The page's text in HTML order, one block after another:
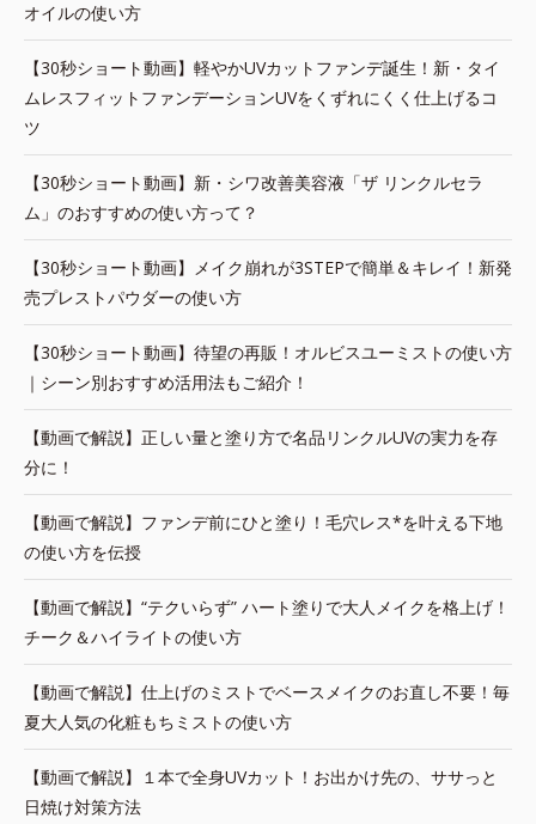
オイルの使い方
【30秒ショート動画】軽やかUVカットファンデ誕生！新・タイ
ムレスフィットファンデーションUVをくずれにくく仕上げるコ
ツ
【30秒ショート動画】新・シワ改善美容液「ザ リンクルセラ
ム」のおすすめの使い方って？
【30秒ショート動画】メイク崩れが3STEPで簡単＆キレイ！新発
売プレストパウダーの使い方
【30秒ショート動画】待望の再販！オルビスユーミストの使い方
｜シーン別おすすめ活用法もご紹介！
【動画で解説】正しい量と塗り方で名品リンクルUVの実力を存
分に！
【動画で解説】ファンデ前にひと塗り！毛穴レス*を叶える下地
の使い方を伝授
【動画で解説】“テクいらず” ハート塗りで大人メイクを格上げ！
チーク＆ハイライトの使い方
【動画で解説】仕上げのミストでベースメイクのお直し不要！毎
夏大人気の化粧もちミストの使い方
【動画で解説】１本で全身UVカット！お出かけ先の、ササっと
日焼け対策方法